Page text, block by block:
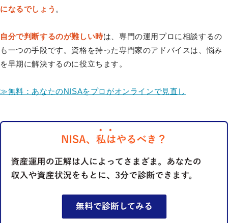
になるでしょう 。
自分で判断するのが難しい時は、専門の運用プロに相談するの
も一つの手段です。資格を持った専門家のアドバイスは、悩み
を早期に解決するのに役立ちます。
≫無料：あなたのNISAをプロがオンラインで見直し